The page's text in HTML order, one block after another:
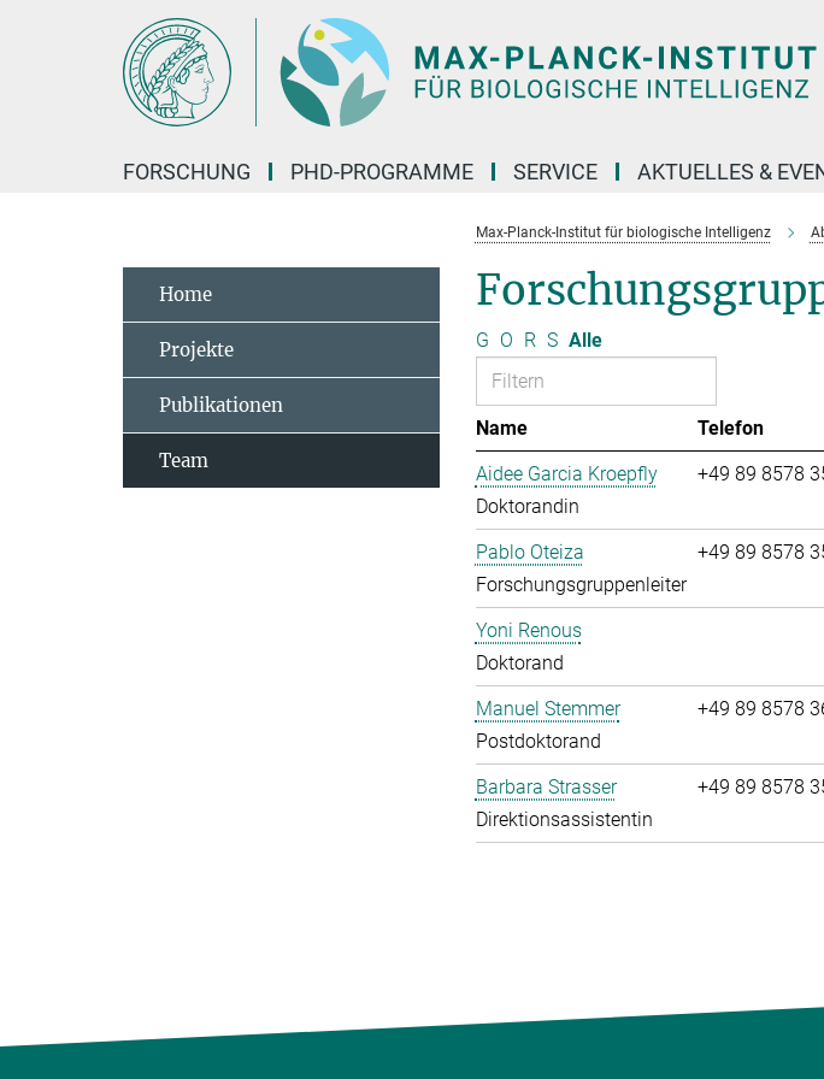
FORSCHUNG PHD-PROGRAMME SERVICE AKTUELLES &
Max-Planck-Institut für biologische Intelligenz
G O R S Alle
Name Telefon
Aidee Garcia Kroepfly
Doktorandin
+49 89 8578
Pablo Oteiza
Forschungsgruppenleiter
+49 89 8578
Yoni Renous
Doktorand
Manuel Stemmer
Postdoktorand
+49 89 8578
Barbara Strasser
Direktionsassistentin
+49 89 8578
Home
Projekte
Publikationen
Team